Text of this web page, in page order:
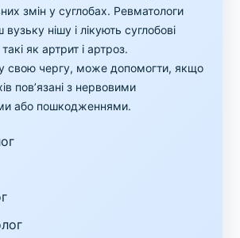
змін у суглобах. Ревматологи
нішу і лікують суглобові
як артрит і артроз.
свою чергу, може допомогти, якщо
пов’язані з нервовими
або пошкодженнями.